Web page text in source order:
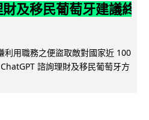
及移民葡萄牙建議終
利用職務之便盜取敵對國家近 100
諮詢理財及移民葡萄牙方